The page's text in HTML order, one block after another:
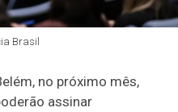
Brasil
no próximo mês,
assinar